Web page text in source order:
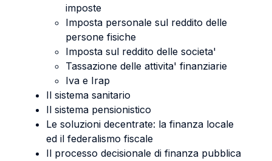
imposte
Imposta personale sul reddito delle
persone fisiche
Imposta sul reddito delle societa'
Tassazione delle attivita' finanziarie
Iva e Irap
Il sistema sanitario
Il sistema pensionistico
Le soluzioni decentrate: la finanza locale
ed il federalismo fiscale
Il processo decisionale di finanza pubblica